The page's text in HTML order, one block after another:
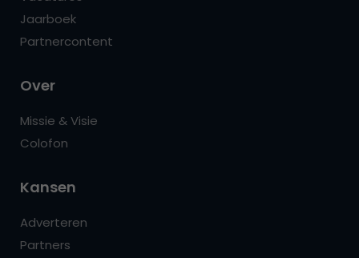
Jaarboek
Partnercontent
Over
Missie & Visie
Colofon
Kansen
Adverteren
Partners